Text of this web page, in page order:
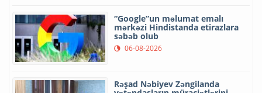
“Google”un məlumat emalı
mərkəzi Hindistanda etirazlara
səbəb olub
06-08-2026
Rəşad Nəbiyev Zəngilanda